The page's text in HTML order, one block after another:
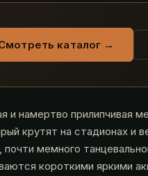
каталог →
и намертво прилипчивая
крутят на стадионах и
мемного
короткими яркими